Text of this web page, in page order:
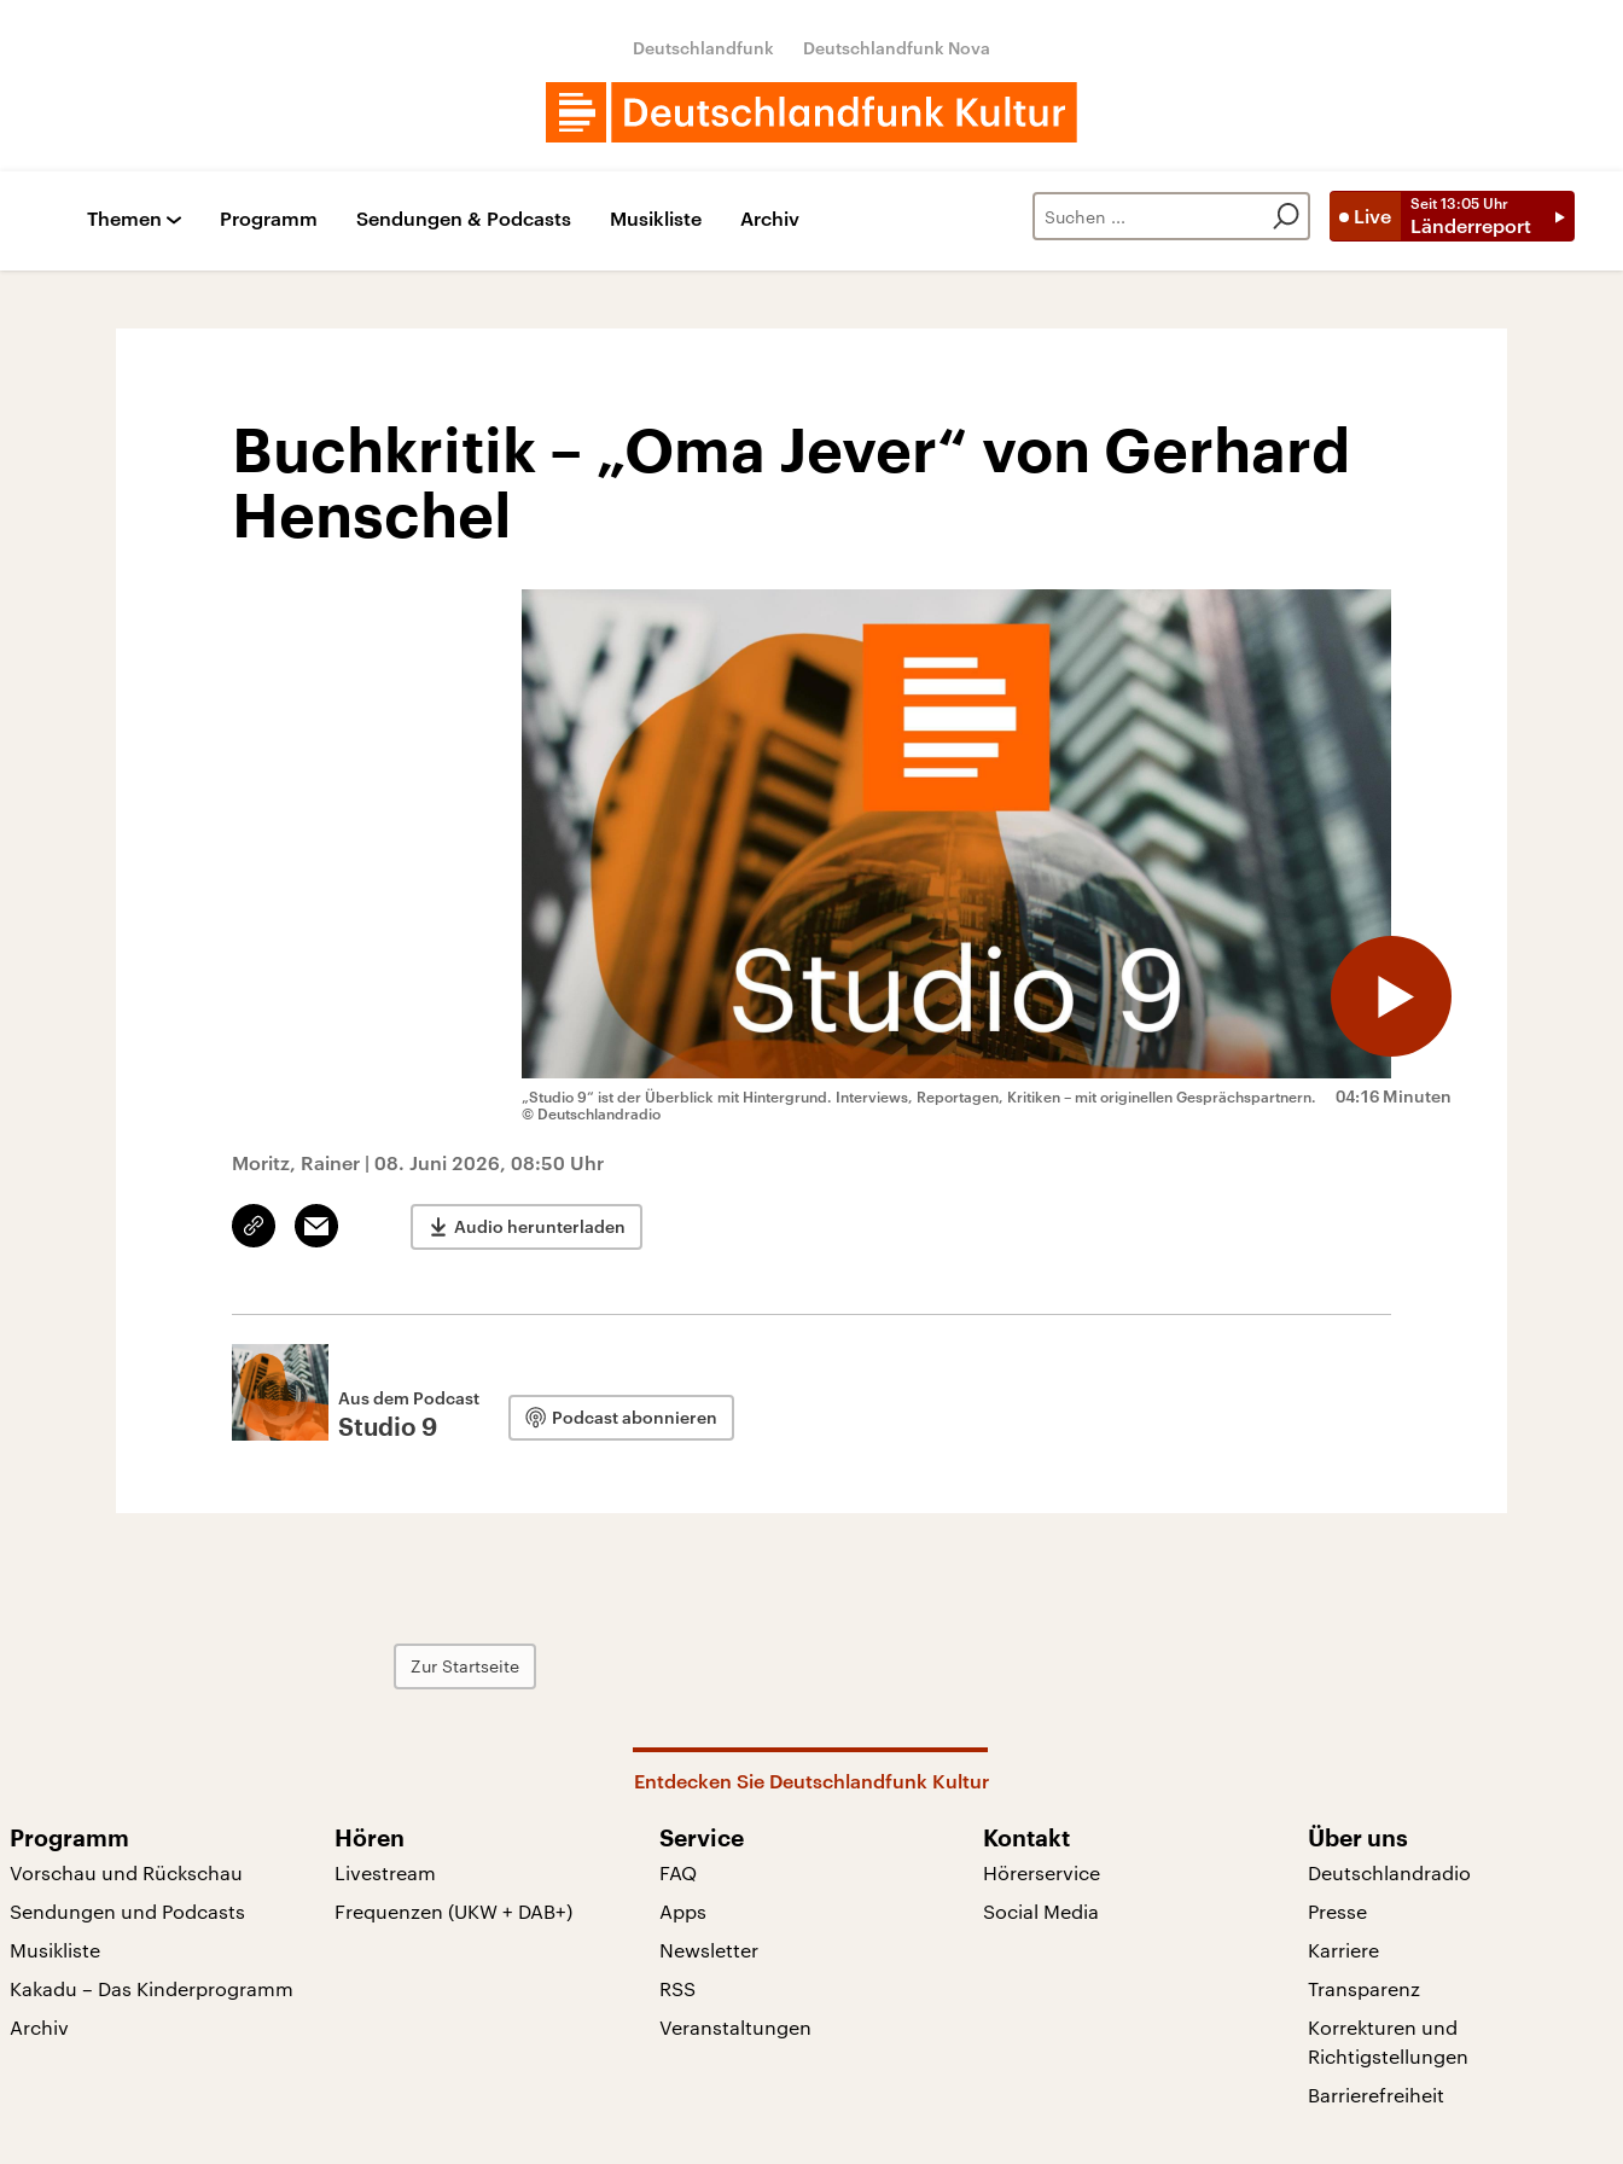
Deutschlandfunk Deutschlandfunk Nova
Live
Seit 13:05 Uhr
Länderreport
Themen Programm Sendungen & Podcasts Musikliste Archiv
Buchkritik – „Oma Jever“ von Gerhard
Henschel
04:16 Minuten
„Studio 9“ ist der Überblick mit Hintergrund. Interviews, Reportagen, Kritiken – mit originellen Gesprächspartnern.
© Deutschlandradio
Moritz, Rainer | 08. Juni 2026, 08:50 Uhr
Link
kopieren/teilen
Email Audio herunterladen
Aus dem Podcast
Studio 9 Podcast abonnieren
Zur Startseite
Entdecken Sie Deutschlandfunk Kultur
Programm
Vorschau und Rückschau
Sendungen und Podcasts
Musikliste
Kakadu – Das Kinderprogramm
Archiv
Hören
Livestream
Frequenzen (UKW + DAB+)
Service
FAQ
Apps
Newsletter
RSS
Veranstaltungen
Kontakt
Hörerservice
Social Media
Über uns
Deutschlandradio
Presse
Karriere
Transparenz
Korrekturen und
Richtigstellungen
Barrierefreiheit